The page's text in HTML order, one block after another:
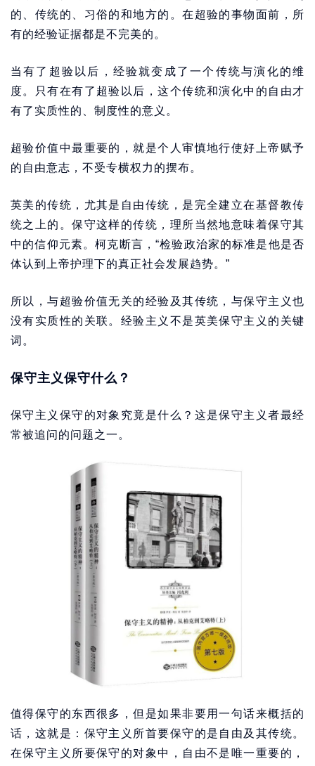
的、传统的、习俗的和地方的。在超验的事物面前，所
有的经验证据都是不完美的。
当有了超验以后，经验就变成了一个传统与演化的维
度。只有在有了超验以后，这个传统和演化中的自由才
有了实质性的、制度性的意义。
超验价值中最重要的，就是个人审慎地行使好上帝赋予
的自由意志，不受专横权力的摆布。
英美的传统，尤其是自由传统，是完全建立在基督教传
统之上的。保守这样的传统，理所当然地意味着保守其
中的信仰元素。柯克断言，“检验政治家的标准是他是否
体认到上帝护理下的真正社会发展趋势。”
所以，与超验价值无关的经验及其传统，与保守主义也
没有实质性的关联。经验主义不是英美保守主义的关键
词。
保守主义保守什么？
保守主义保守的对象究竟是什么？这是保守主义者最经
常被追问的问题之一。
值得保守的东西很多，但是如果非要用一句话来概括的
话，这就是：保守主义所首要保守的是自由及其传统。
在保守主义所要保守的对象中，自由不是唯一重要的，